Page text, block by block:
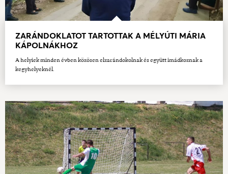
ZARÁNDOKLATOT TARTOTTAK A MÉLYÚTI MÁRIA
KÁPOLNÁKHOZ
A helyiek minden évben közösen elzarándokolnak és együtt imádkoznak a
kegyhelyeknél.